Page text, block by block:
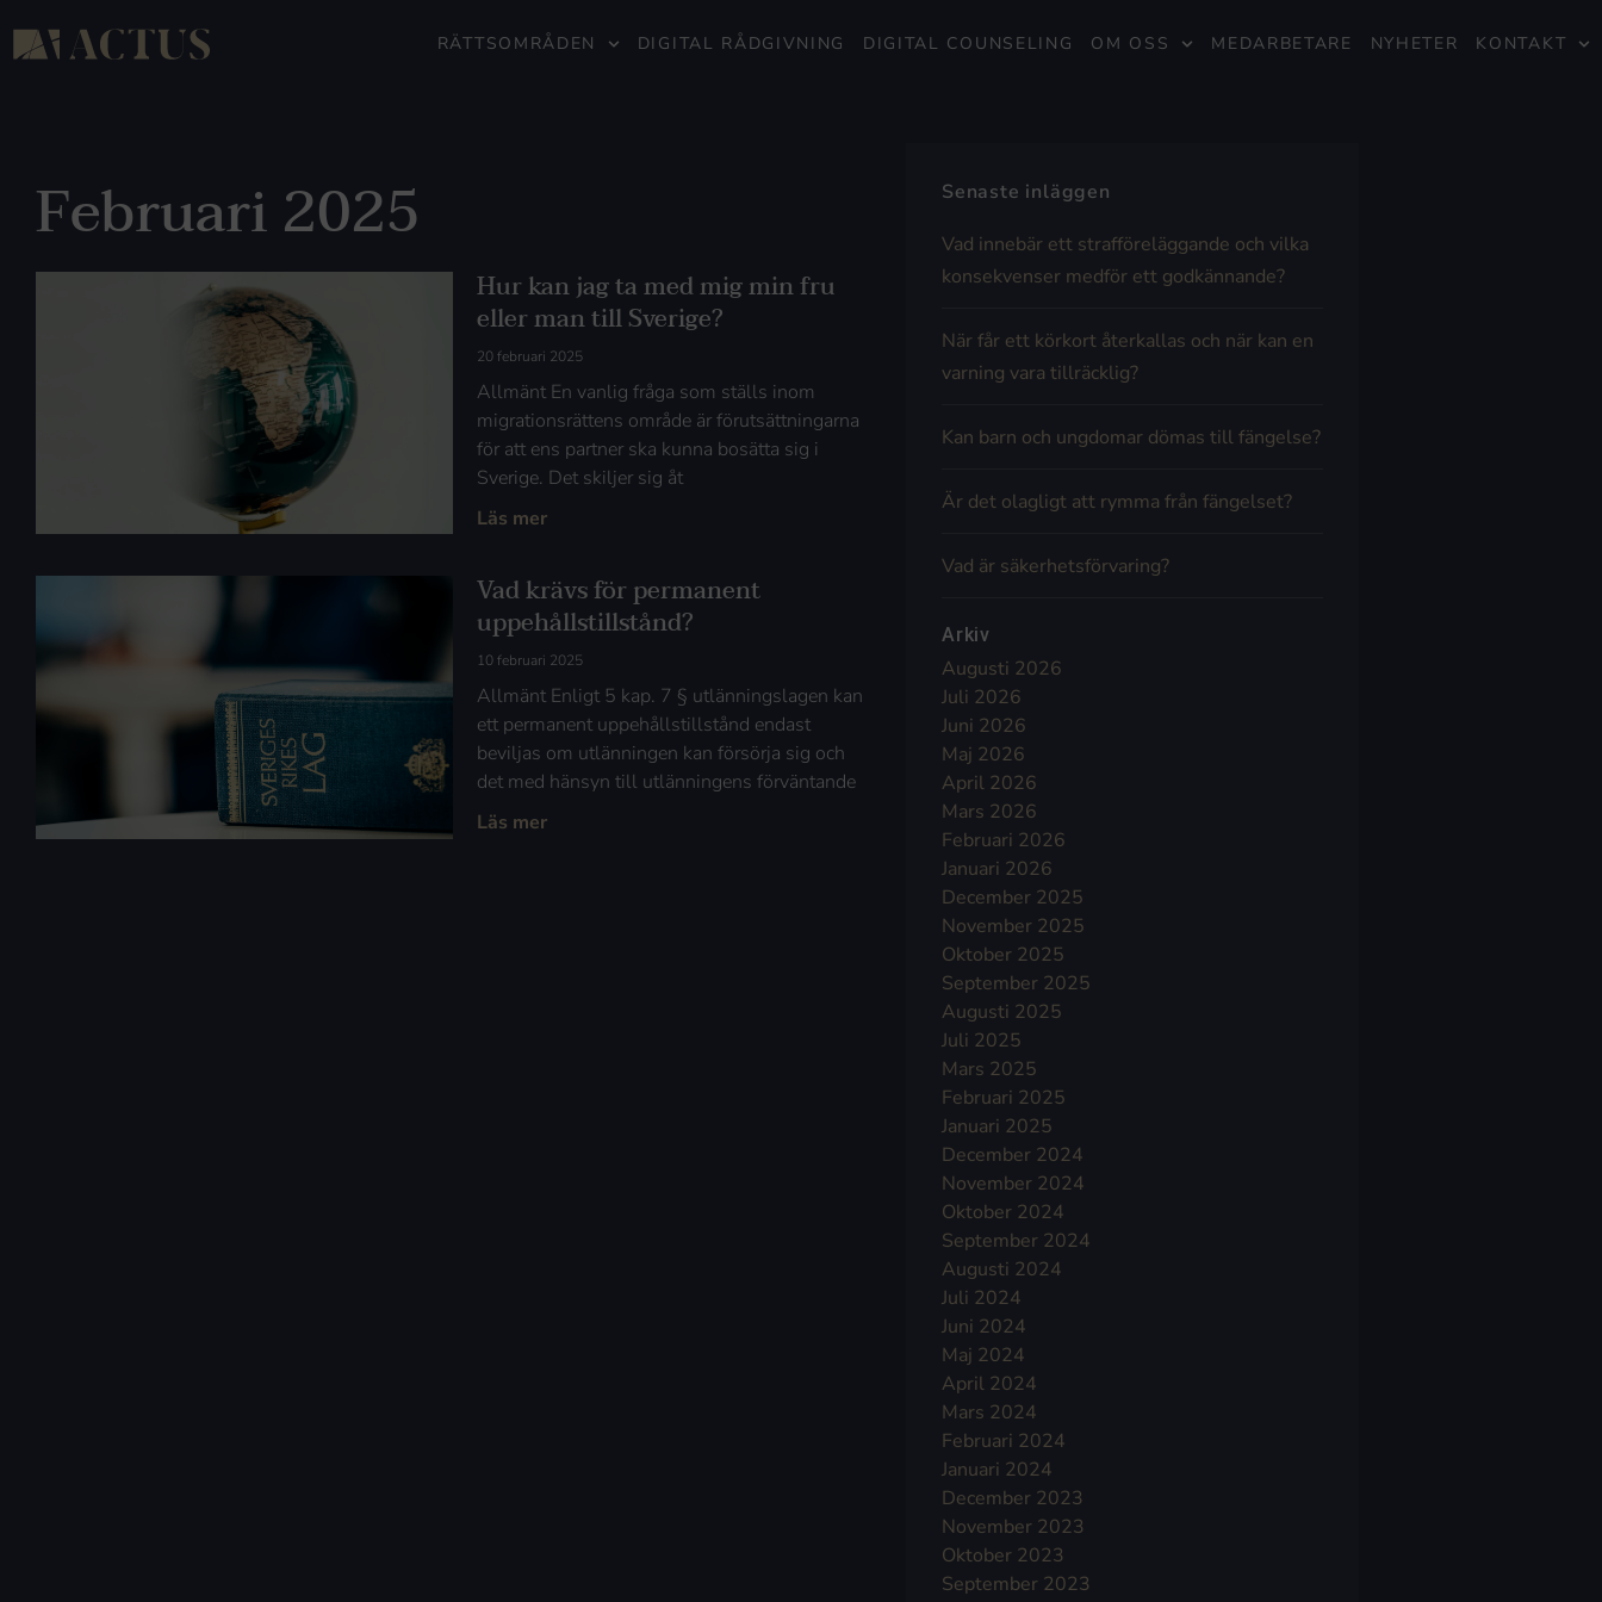
RÄTTSOMRÅDEN DIGITAL RÅDGIVNING DIGITAL COUNSELING OM OSS MEDARBETARE NYHETER KONTAKT
Februari 2025
Hur kan jag ta med mig min fru
eller man till Sverige?
20 februari 2025
Allmänt En vanlig fråga som ställs inom
migrationsrättens område är förutsättningarna
för att ens partner ska kunna bosätta sig i
Sverige. Det skiljer sig åt
Läs mer
Vad krävs för permanent
uppehållstillstånd?
10 februari 2025
Allmänt Enligt 5 kap. 7 § utlänningslagen kan
ett permanent uppehållstillstånd endast
beviljas om utlänningen kan försörja sig och
det med hänsyn till utlänningens förväntande
Läs mer
Senaste inläggen
Vad innebär ett strafföreläggande och vilka
konsekvenser medför ett godkännande?
När får ett körkort återkallas och när kan en
varning vara tillräcklig?
Kan barn och ungdomar dömas till fängelse?
Är det olagligt att rymma från fängelset?
Vad är säkerhetsförvaring?
Arkiv
Augusti 2026
Juli 2026
Juni 2026
Maj 2026
April 2026
Mars 2026
Februari 2026
Januari 2026
December 2025
November 2025
Oktober 2025
September 2025
Augusti 2025
Juli 2025
Mars 2025
Februari 2025
Januari 2025
December 2024
November 2024
Oktober 2024
September 2024
Augusti 2024
Juli 2024
Juni 2024
Maj 2024
April 2024
Mars 2024
Februari 2024
Januari 2024
December 2023
November 2023
Oktober 2023
September 2023